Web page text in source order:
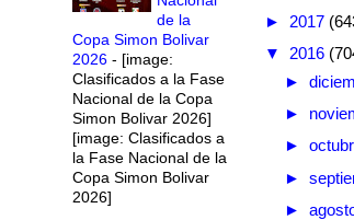
de la
Copa Simon Bolivar
2026 - [image:
Clasificados a la Fase
Nacional de la Copa
Simon Bolivar 2026]
[image: Clasificados a
la Fase Nacional de la
Copa Simon Bolivar
2026]
► 2017
▼ 2016
►
►
►
►
►